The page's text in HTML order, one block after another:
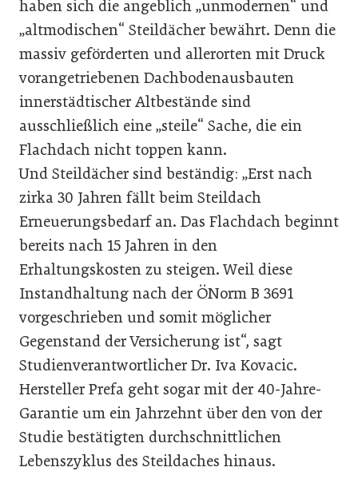
haben sich die angeblich „unmodernen“ und
„altmodischen“ Steildächer bewährt. Denn die
massiv geförderten und allerorten mit Druck
vorangetriebenen Dachbodenausbauten
innerstädtischer Altbestände sind
ausschließlich eine „steile“ Sache, die ein
Flachdach nicht toppen kann.
Und Steildächer sind beständig: „Erst nach
zirka 30 Jahren fällt beim Steildach
Erneuerungsbedarf an. Das Flachdach beginnt
bereits nach 15 Jahren in den
Erhaltungskosten zu steigen. Weil diese
Instandhaltung nach der ÖNorm B 3691
vorgeschrieben und somit möglicher
Gegenstand der Versicherung ist“, sagt
Studienverantwortlicher Dr. Iva Kovacic.
Hersteller Prefa geht sogar mit der 40-Jahre-
Garantie um ein Jahrzehnt über den von der
Studie bestätigten durchschnittlichen
Lebenszyklus des Steildaches hinaus.